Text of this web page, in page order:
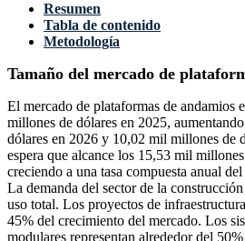
Resumen
Tabla de contenido
Metodología
Tamaño del mercado de
El mercado de plataformas de andamios
millones de dólares en 2025,
dólares en 2026 y 10,02 mil millones de
espera que alcance los 15,53 mil
creciendo a una tasa compuesta anual
La demanda del sector de la
uso total. Los proyectos de
45% del crecimiento del mercado. Los
modulares representan alrededor del